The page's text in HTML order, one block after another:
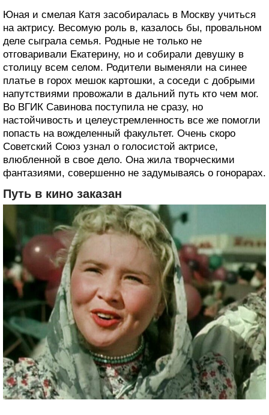
Юная и смелая Катя засобиралась в Москву учиться
на актрису. Весомую роль в, казалось бы, провальном
деле сыграла семья. Родные не только не
отговаривали Екатерину, но и собирали девушку в
столицу всем селом. Родители выменяли на синее
платье в горох мешок картошки, а соседи с добрыми
напутствиями провожали в дальний путь кто чем мог.
Во ВГИК Савинова поступила не сразу, но
настойчивость и целеустремленность все же помогли
попасть на вожделенный факультет. Очень скоро
Советский Союз узнал о голосистой актрисе,
влюбленной в свое дело. Она жила творческими
фантазиями, совершенно не задумываясь о гонорарах.
Путь в кино заказан